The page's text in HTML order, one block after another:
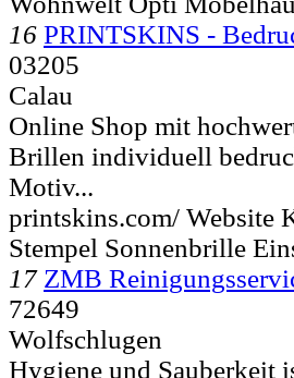
16 PRINTSKINS -
03205
Calau
Online Shop mit
Brillen individuell
Motiv...
printskins.com/ Website
Stempel Sonnenbrille
17 ZMB
72649
Wolfschlugen
Hygiene und Sauberkeit